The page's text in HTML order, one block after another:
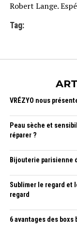
Robert Lange.
Tag:
VRÉZYO nous
Peau sèche et
réparer ?
Bijouterie parisienne
Sublimer le regard et
regard
6 avantages des